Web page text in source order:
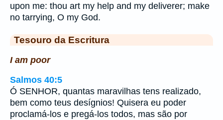
upon me: thou art my help and my deliverer; make
no tarrying, O my God.
Tesouro da Escritura
I am poor
Salmos 40:5
Ó SENHOR, quantas maravilhas tens realizado,
bem como teus desígnios! Quisera eu poder
proclamá-los e pregá-los todos, mas são por